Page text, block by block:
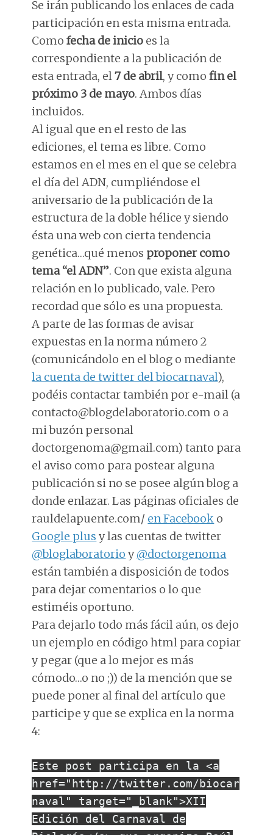
Se irán publicando los enlaces de cada
participación en esta misma entrada.
Comofecha de inicio es la
correspondiente a la publicación de
esta entrada, el7 de abril, y comofin el
próximo 3 de mayo. Ambos días
incluidos.
Al igual que en el resto de las
ediciones, el tema es libre. Como
estamos en el mes en el que se celebra
el día del ADN, cumpliéndose el
aniversario de la publicación de la
estructura de la doble hélice y siendo
ésta una web con cierta tendencia
genética…qué menos proponer como
tema “el ADN”. Con que exista alguna
relación en lo publicado, vale. Pero
recordad que sólo es una propuesta.
A parte de las formas de avisar
expuestas en la norma número 2
(comunicándolo en el blog o mediante
la cuenta de twitter del biocarnaval),
podéis contactar también por e-mail (a
contacto@blogdelaboratorio.com o a
mi buzón personal
doctorgenoma@gmail.com) tanto para
el aviso como para postear alguna
publicación si no se posee algún blog a
donde enlazar. Las páginas oficiales de
rauldelapuente.com/ en Facebook o
Google plus y las cuentas de twitter
@bloglaboratorio y@doctorgenoma
están también a disposición de todos
para dejar comentarios o lo que
estiméis oportuno.
Para dejarlo todo más fácil aún, os dejo
un ejemplo en código html para copiar
y pegar (que a lo mejor es más
cómodo…o no ;)) de la mención que se
puede poner al final del artículo que
participe y que se explica en la norma
4:
Este post participa en la <a
href="http://twitter.com/biocar
naval" target="_blank">XII
Edición del Carnaval de